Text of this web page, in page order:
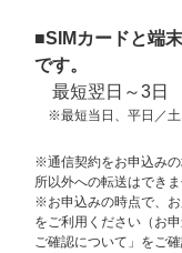
■SIMカードと端
です。
最短翌日～3日
※最短当日、平日／土
※通信契約をお申込み
所以外への転送はできま
※お申込みの時点で、
をご利用ください（お
ご確認について」をご確